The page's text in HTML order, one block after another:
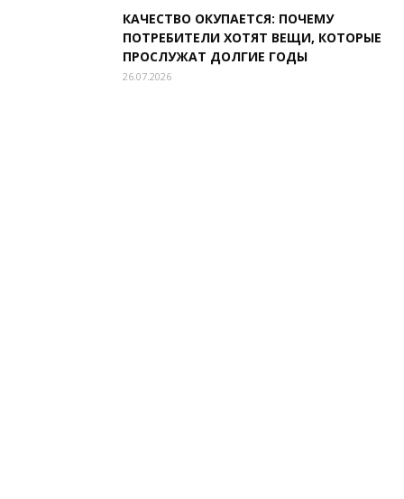
КАЧЕСТВО ОКУПАЕТСЯ: ПОЧЕМУ
ПОТРЕБИТЕЛИ ХОТЯТ ВЕЩИ, КОТОРЫЕ
ПРОСЛУЖАТ ДОЛГИЕ ГОДЫ
26.07.2026